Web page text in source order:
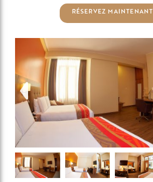
RÉSERVEZ MAINTENANT